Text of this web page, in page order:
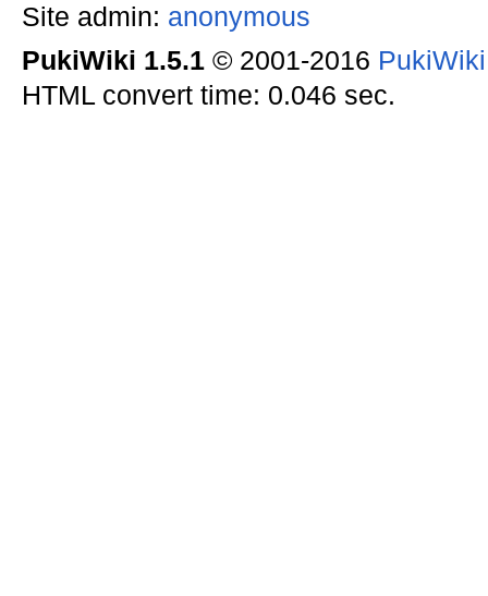
Site admin: anonymous
PukiWiki 1.5.1© 2001-2016
HTML convert time: 0.046 sec.